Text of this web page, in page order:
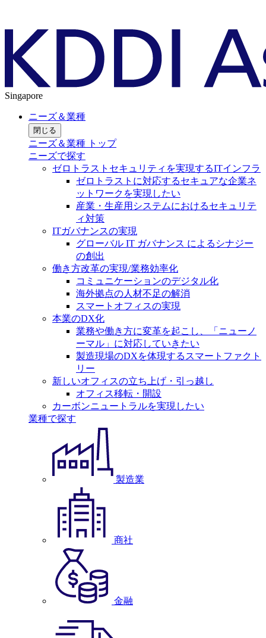
Singapore
ニーズ＆業種
閉じる
ニーズ＆業種 トップ
ニーズで探す
ゼロトラストセキュリティを実現するITインフラ
ゼロトラストに対応するセキュアな企業ネ
ットワークを実現したい
産業・生産用システムにおけるセキュリテ
ィ対策
ITガバナンスの実現
グローバル IT ガバナンス によるシナジー
の創出
働き方改革の実現/業務効率化
コミュニケーションのデジタル化
海外拠点の人材不足の解消
スマートオフィスの実現
本業のDX化
業務や働き方に変革を起こし、「ニューノ
ーマル」に対応していきたい
製造現場のDXを体現するスマートファクト
リー
新しいオフィスの立ち上げ・引っ越し
オフィス移転・開設
カーボンニュートラルを実現したい
業種で探す
製造業
商社
金融